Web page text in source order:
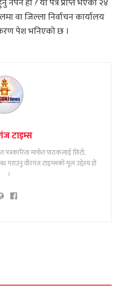
हो ? यो पत्र प्राप्त भएको २४
वा जिल्ला निर्वाचन कार्यालय
पेश भनिएको छ ।
टाइम्स
पत्रकारिता मार्फत पाठकलाई छिटो,
गराउनु वीरगंज टाइम्सको मूल उद्देश्य हो
।